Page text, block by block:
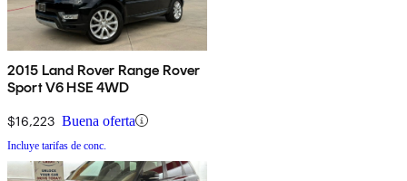
2015 Land Rover Range Rover
Sport V6 HSE 4WD
$16,223 Buena oferta
Incluye tarifas de conc.